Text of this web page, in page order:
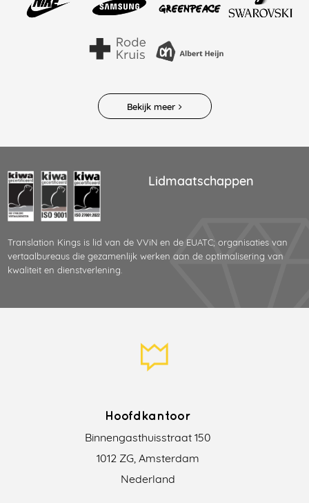
Bekijk meer
Lidmaatschappen
Translation Kings is lid van de VViN en de EUATC; organisaties van
vertaalbureaus die gezamenlijk werken aan de optimalisering van
kwaliteit en dienstverlening.
Hoofdkantoor
Binnengasthuisstraat 150
1012 ZG, Amsterdam
Nederland